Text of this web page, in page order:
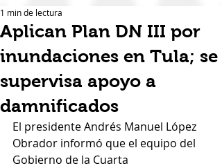
Aplican Plan DN III por
inundaciones en Tula; se
supervisa apoyo a
damnificados
1 min de lectura
El presidente Andrés Manuel López
Obrador informó que el equipo del
Gobierno de la Cuarta